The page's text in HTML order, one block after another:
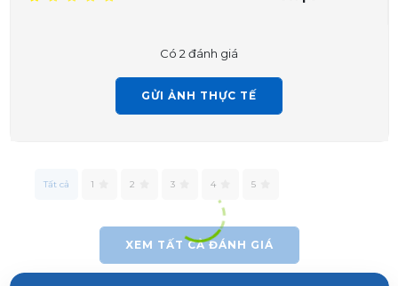
Có 2 đánh giá
GỬI ẢNH THỰC TẾ
Tất cả 1 2 3 4 5
XEM TẤT CẢ ĐÁNH GIÁ
Trần Phước Hưng vừa đặt mua Máy lạnh Midea 1.0 HP
MSAFIII-10CRN8
Máy lạnh Midea 1.0 HP
MSAFIII-10CRN8
Lê Thị Thảo Anh vừa đặt muaMáy lạnh Midea 1.0 HP